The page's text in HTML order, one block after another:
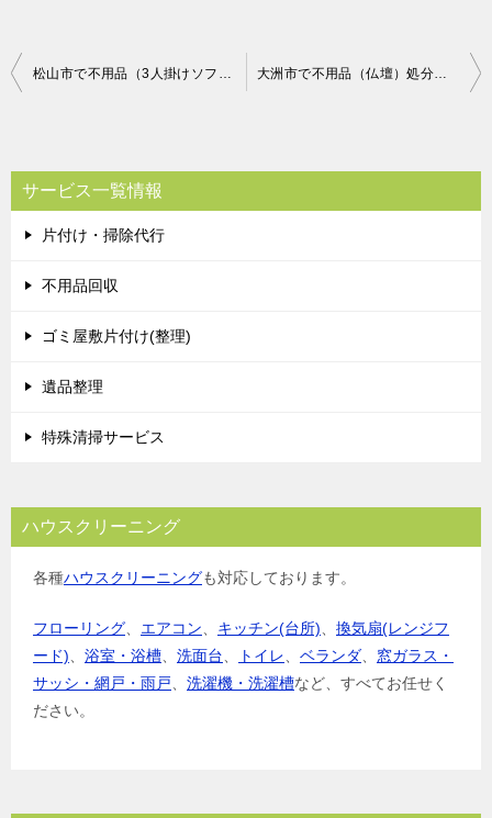
投
ビ
ゲ
ー
シ
松山市で不用品（3人掛けソファ）処分ご依頼 お客様の声 大洲市で不用品（仏壇）処分ご依頼 お客様の声
サービス一覧情報
片付け・掃除代行
不用品回収
ゴミ屋敷片付け(整理)
遺品整理
特殊清掃サービス
ハウスクリーニング
各種ハウスクリーニングも対応しております。
フローリング、 エアコン、 キッチン(台所)、 換気扇(レンジフ
ード)、 浴室・浴槽、 洗面台、 トイレ、 ベランダ、 窓ガラス・
サッシ・網戸・雨戸、 洗濯機・洗濯槽など、すべてお任せく
ださい。